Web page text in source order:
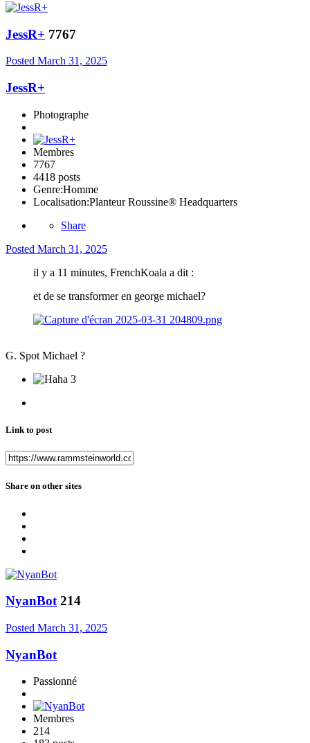
JessR+ 7767
Posted March 31, 2025
JessR+
Photographe
Membres
7767
4418 posts
Genre:Homme
Localisation:Planteur Roussine® Headquarters
Share
Posted March 31, 2025
il y a 11 minutes, FrenchKoala a dit :
et de se transformer en george michael?
G. Spot Michael ?
3
Link to post
Share on other sites
NyanBot 214
Posted March 31, 2025
NyanBot
Passionné
Membres
214